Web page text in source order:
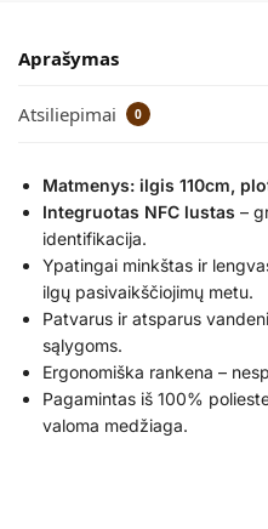
Aprašymas
Atsiliepimai 0
Matmenys: ilgis 110cm,
Integruotas NFC lustas –
identifikacija.
Ypatingai minkštas ir
ilgų pasivaikščiojimų metu.
Patvarus ir atsparus
sąlygoms.
Ergonomiška rankena –
Pagamintas iš 100%
valoma medžiaga.